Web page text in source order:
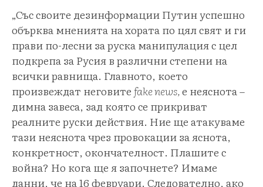
„Със своите дезинформации Путин успешно
обърква мненията на хората по цял свят и ги
прави по-лесни за руска манипулация с цел
подкрепа за Русия в различни степени на
всички равнища. Главното, което
произвеждат неговитеfake news,е неяснота –
димна завеса, зад която се прикриват
реалните руски действия. Ние ще атакуваме
тази неяснота чрез провокации за яснота,
конкретност, окончателност. Плашите с
война? Но кога ще я започнете? Имаме
данни, че на 16 февруари. Следователно, ако